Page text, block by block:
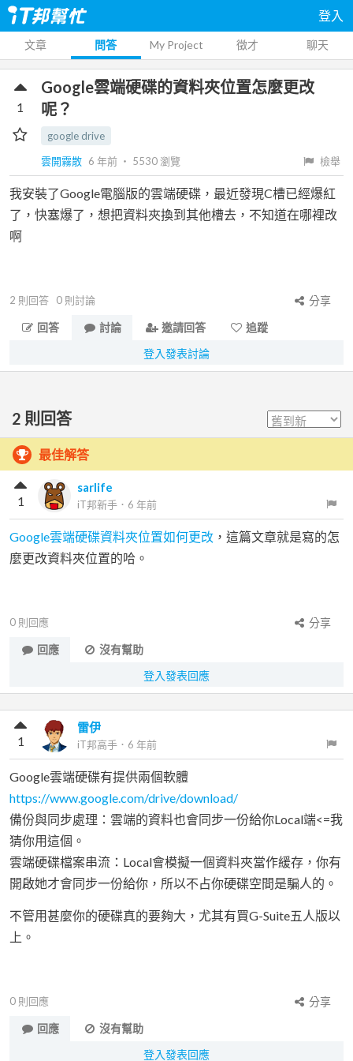
登入
文章 問答 My Project 徵才 聊天
Google雲端硬碟的資料夾位置怎麼更改
呢？
google drive
雲開霧散 6 年前 ‧ 5530瀏覽 檢舉
1
我安裝了Google電腦版的雲端硬碟，最近發現C槽已經爆紅
了，快塞爆了，想把資料夾換到其他槽去，不知道在哪裡改
啊
2 則回答 0 則討論
分享
回答
討論 邀請回答
追蹤
登入發表討論
2 則回答
最佳解答
sarlife
iT邦新手 ． 6 年前
1
Google雲端硬碟資料夾位置如何更改 ，這篇文章就是寫的怎
麼更改資料夾位置的哈。
0 則回應
分享
回應
沒有幫助
登入發表回應
雷伊
iT邦高手 ． 6 年前
1
Google雲端硬碟有提供兩個軟體
https://www.google.com/drive/download/
備份與同步處理：雲端的資料也會同步一份給你Local端<=我
猜你用這個。
雲端硬碟檔案串流：Local會模擬一個資料夾當作緩存，你有
開啟她才會同步一份給你，所以不占你硬碟空間是騙人的。
不管用甚麼你的硬碟真的要夠大，尤其有買G-Suite五人版以
上。
0 則回應
分享
回應
沒有幫助
登入發表回應